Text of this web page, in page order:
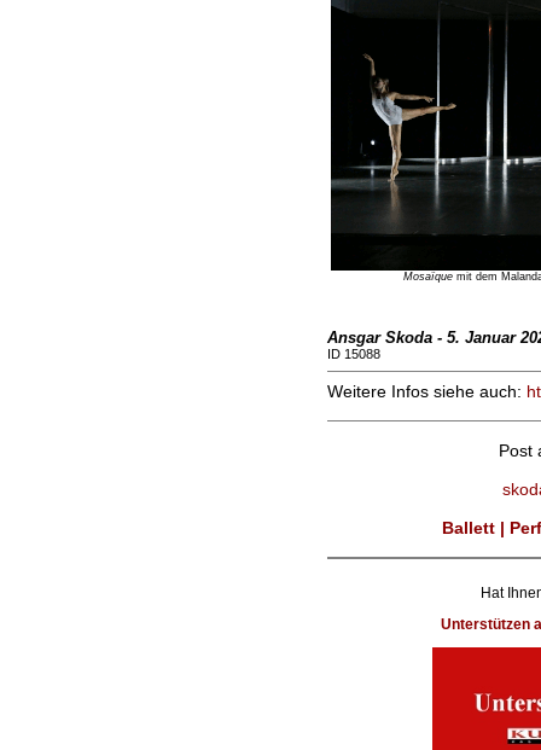
Mosaïque mit dem
Ansgar Skoda - 5. Januar
ID 15088
Weitere Infos siehe auch:
Post
Ballett |
Hat
Unterstützen